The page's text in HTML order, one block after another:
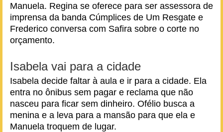
Manuela. Regina se oferece para ser assessora de
imprensa da banda Cúmplices de Um Resgate e
Frederico conversa com Safira sobre o corte no
orçamento.
Isabela vai para a cidade
Isabela decide faltar à aula e ir para a cidade. Ela
entra no ônibus sem pagar e reclama que não
nasceu para ficar sem dinheiro. Ofélio busca a
menina e a leva para a mansão para que ela e
Manuela troquem de lugar.